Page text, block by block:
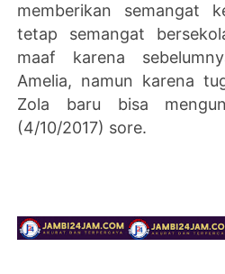
memberikan semangat
tetap semangat
maaf karena
Amelia, namun karena
Zola baru bisa
(4/10/2017) sore.